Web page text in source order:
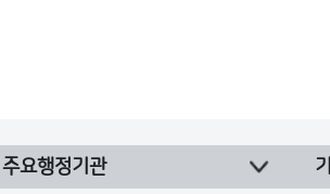
주요행정기관